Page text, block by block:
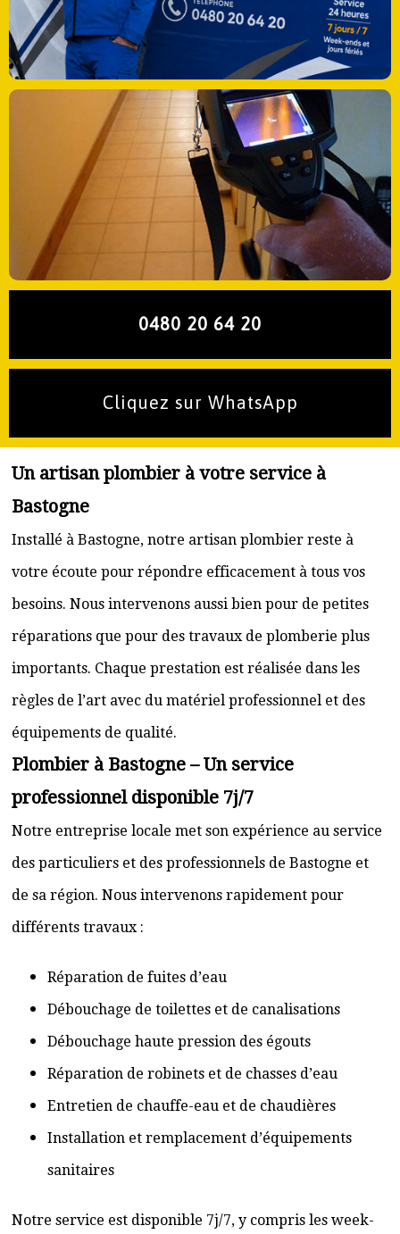
0480 20 64 20
Cliquez sur WhatsApp
Un artisan plombier à votre service à
Bastogne
Installé à Bastogne, notre artisan plombier reste à
votre écoute pour répondre efficacement à tous vos
besoins. Nous intervenons aussi bien pour de petites
réparations que pour des travaux de plomberie plus
importants. Chaque prestation est réalisée dans les
règles de l’art avec du matériel professionnel et des
équipements de qualité.
Plombier à Bastogne – Un service
professionnel disponible 7j/7
Notre entreprise locale met son expérience au service
des particuliers et des professionnels de Bastogne et
de sa région. Nous intervenons rapidement pour
différents travaux :
Réparation de fuites d’eau
Débouchage de toilettes et de canalisations
Débouchage haute pression des égouts
Réparation de robinets et de chasses d’eau
Entretien de chauffe-eau et de chaudières
Installation et remplacement d’équipements
sanitaires
Notre service est disponible 7j/7, y compris les week-